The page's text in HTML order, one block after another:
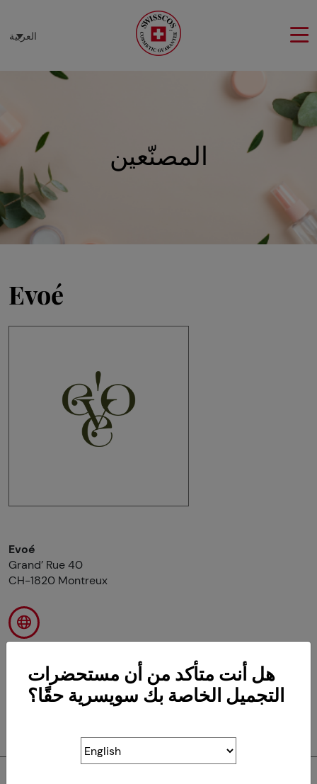
العربية
المصنّعين
Evoé
Evoé
Grand’ Rue 40
CH-1820 Montreux
هل أنت متأكد من أن مستحضرات
التجميل الخاصة بك سويسرية حقًا؟